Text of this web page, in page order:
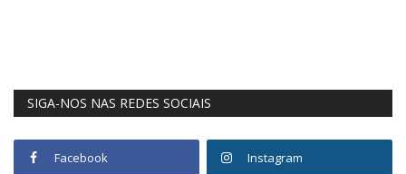
SIGA-NOS NAS REDES SOCIAIS
Facebook Instagram